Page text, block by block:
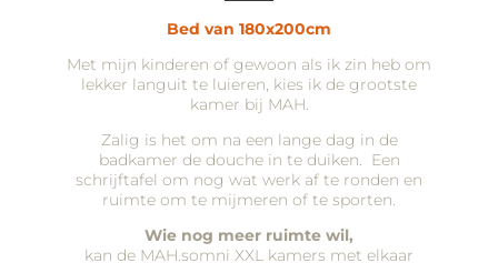
Bed van 180x200cm
Met mijn kinderen of gewoon als ik zin heb om
lekker languit te luieren, kies ik de grootste
kamer bij MAH.
Zalig is het om na een lange dag in de
badkamer de douche in te duiken. Een
schrijftafel om nog wat werk af te ronden en
ruimte om te mijmeren of te sporten.
Wie nog meer ruimte wil,
kan de MAH.somni XXL kamers met elkaar